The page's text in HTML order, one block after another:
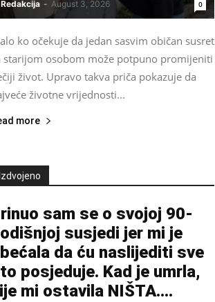
Redakcija - August 3, 2026 0
ko očekuje da jedan sasvim običan susret
starijom osobom može potpuno promijeniti
život. Upravo takva priča pokazuje da
životne vrijednosti...
more
Izdvojeno
sam se o svojoj 90-
susjedi jer mi je
da ću naslijediti sve
posjeduje. Kad je umrla,
mi ostavila NIŠTA....